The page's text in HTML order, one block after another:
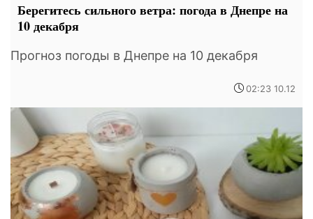
Берегитесь сильного ветра: погода в Днепре на
10 декабря
Прогноз погоды в Днепре на 10 декабря
02:23 10.12